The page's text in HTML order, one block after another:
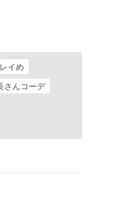
イめ
さんコーデ